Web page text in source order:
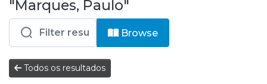
Browse repository
Entities
"Marques, Paulo"
Browse
Todos os resultados